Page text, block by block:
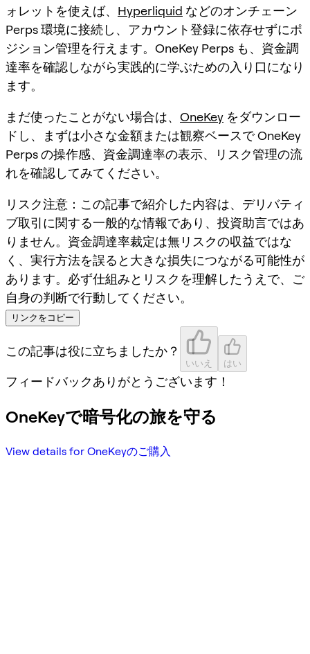
ォレットを使えば、 Hyperliquid などのオンチェーン
Perps 環境に接続し、アカウント登録に依存せずにポ
ジション管理を行えます。OneKey Perps も、資金調
達率を確認しながら実践的に学ぶための入り口になり
ます。
まだ使ったことがない場合は、 OneKey をダウンロー
ドし、まずは小さな金額または観察ベースで OneKey
Perps の操作感、資金調達率の表示、リスク管理の流
れを確認してみてください。
リスク注意：この記事で紹介した内容は、デリバティ
ブ取引に関する一般的な情報であり、投資助言ではあ
りません。資金調達率裁定は無リスクの収益ではな
く、実行方法を誤ると大きな損失につながる可能性が
あります。必ず仕組みとリスクを理解したうえで、ご
自身の判断で行動してください。
リンクをコピー
この記事は役に立ちましたか？
いいえ はい
フィードバックありがとうございます！
OneKeyで暗号化の旅を守る
View details for OneKeyのご購入